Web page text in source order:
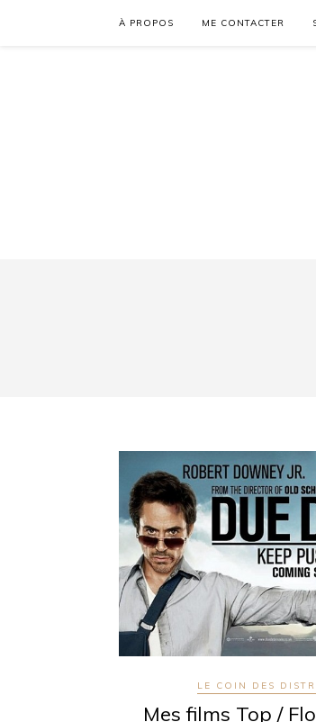
À PROPOS ME CONTACTER
LE COIN DES
Mes films Top /